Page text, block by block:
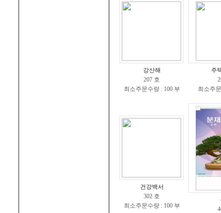
강산해
207 호
최소주문수량 : 100 부
주
최소주
건강백서
302 호
최소주문수량 : 100 부